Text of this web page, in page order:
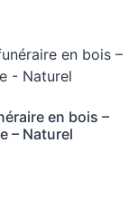
en bois –
– Naturel